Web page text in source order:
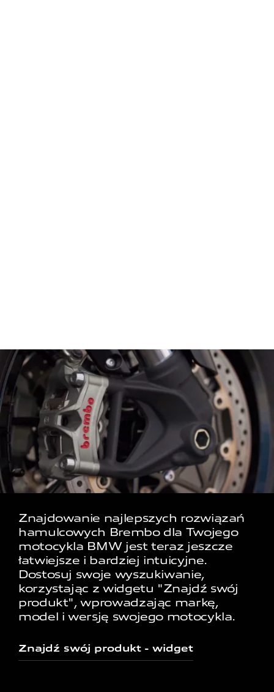
Znajdowanie najlepszych rozwiązań
hamulcowych Brembo dla Twojego
motocykla BMW jest teraz jeszcze
łatwiejsze i bardziej intuicyjne.
Dostosuj swoje wyszukiwanie,
korzystając z widgetu "Znajdź swój
produkt", wprowadzając markę,
model i wersję swojego motocykla.
Znajdź swój produkt - widget